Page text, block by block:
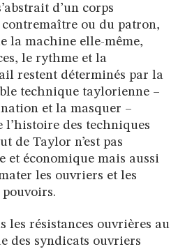
d’un corps
ou du patron,
la machine elle-même,
le rythme et la
restent déterminés par la
technique taylorienne –
et la masquer –
l’histoire des techniques
de Taylor n’est pas
et économique mais aussi
les ouvriers et les
pouvoirs.
les résistances ouvrières au
des syndicats ouvriers